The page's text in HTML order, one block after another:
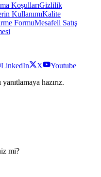
KoşullarıGizlilik
KullanımıKalite
FormuMesafeli Satış
LinkedIn X
Youtube
hazırız.
mi?